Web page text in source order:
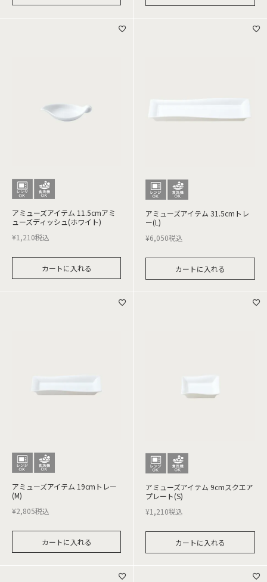
アミューズアイテム 11.5cmアミ
ューズディッシュ(ホワイト)
¥1,210税込
カートに入れる
アミューズアイテム 31.5cmトレ
ー(L)
¥6,050税込
カートに入れる
アミューズアイテム 19cmトレー
(M)
¥2,805税込
カートに入れる
アミューズアイテム 9cmスクエア
プレート(S)
¥1,210税込
カートに入れる